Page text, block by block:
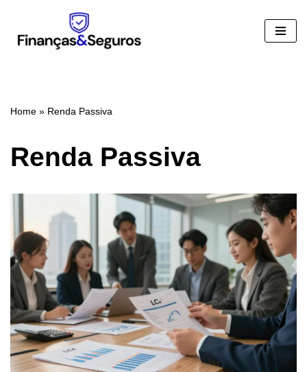
Pular
Home » Renda Passiva
Renda Passiva